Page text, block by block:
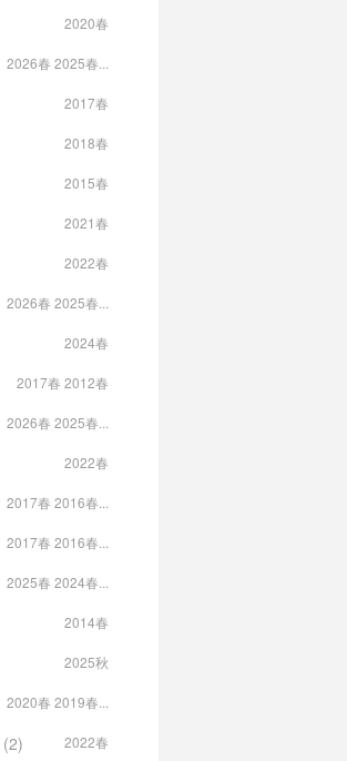
2020春
2026春 2025春...
2017春
2018春
2015春
2021春
2022春
2026春 2025春...
2024春
2017春 2012春
2026春 2025春...
2022春
2017春 2016春...
2017春 2016春...
2025春 2024春...
2014春
2025秋
2020春 2019春...
(2) 2022春